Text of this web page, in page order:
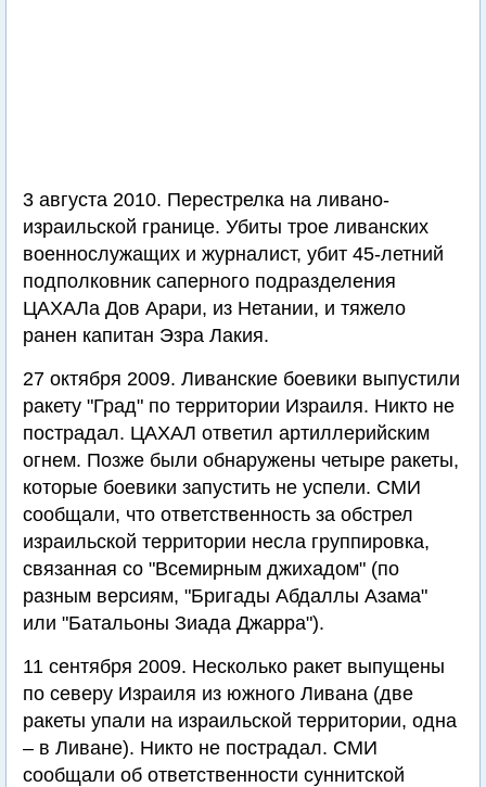
3 августа 2010. Перестрелка на ливано-
израильской границе. Убиты трое ливанских
военнослужащих и журналист, убит 45-летний
подполковник саперного подразделения
ЦАХАЛа Дов Арари, из Нетании, и тяжело
ранен капитан Эзра Лакия.
27 октября 2009. Ливанские боевики выпустили
ракету "Град" по территории Израиля. Никто не
пострадал. ЦАХАЛ ответил артиллерийским
огнем. Позже были обнаружены четыре ракеты,
которые боевики запустить не успели. СМИ
сообщали, что ответственность за обстрел
израильской территории несла группировка,
связанная со "Всемирным джихадом" (по
разным версиям, "Бригады Абдаллы Азама"
или "Батальоны Зиада Джарра").
11 сентября 2009. Несколько ракет выпущены
по северу Израиля из южного Ливана (две
ракеты упали на израильской территории, одна
– в Ливане). Никто не пострадал. СМИ
сообщали об ответственности суннитской